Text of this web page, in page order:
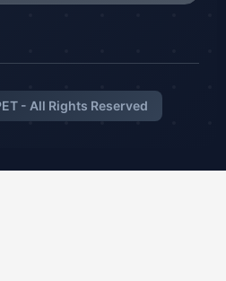
- All Rights Reserved